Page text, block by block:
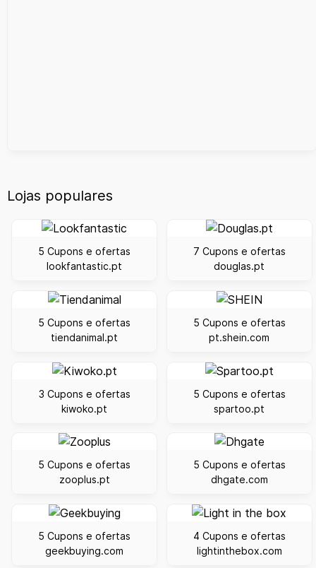
Lojas populares
5 Cupons e ofertas
lookfantastic.pt
7 Cupons e ofertas
douglas.pt
5 Cupons e ofertas
tiendanimal.pt
5 Cupons e ofertas
pt.shein.com
3 Cupons e ofertas
kiwoko.pt
5 Cupons e ofertas
spartoo.pt
5 Cupons e ofertas
zooplus.pt
5 Cupons e ofertas
dhgate.com
5 Cupons e ofertas
geekbuying.com
4 Cupons e ofertas
lightinthebox.com